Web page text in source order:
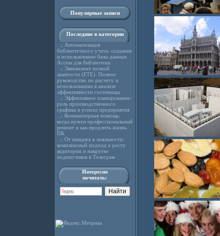
Популярные записи
Последние в категории
.: Автоматизация
библиотечного учета: создание
и использование базы данных
Access для библиотеки
.: Эквивалент полной
занятости (FTE): Полное
руководство по расчету и
использованию в анализе
эффективности гостиницы
.: Эффективное планирование:
роль производственного
графика в успехе предприятия
.: Компьютерная помощь:
когда нужен профессиональный
ремонт и как продлить жизнь
ПК
.: От имиджа к лояльности:
комплексный подход к росту
аудитории и накрутке
подписчиков в Телеграм
Интересно
почитать: